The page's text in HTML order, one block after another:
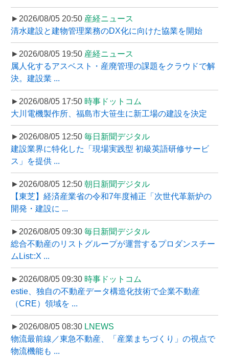
►2026/08/05 20:50 産経ニュース
清水建設と建物管理業務のDX化に向けた協業を開始
►2026/08/05 19:50 産経ニュース
属人化するアスベスト・産廃管理の課題をクラウドで解
決。建設業 ...
►2026/08/05 17:50 時事ドットコム
大川電機製作所、福島市大笹生に新工場の建設を決定
►2026/08/05 12:50 毎日新聞デジタル
建設業界に特化した「現場実践型 初級英語研修サービ
ス」を提供 ...
►2026/08/05 12:50 朝日新聞デジタル
【東芝】経済産業省の令和7年度補正「次世代革新炉の
開発・建設に ...
►2026/08/05 09:30 毎日新聞デジタル
総合不動産のリストグループが運営するプロダンスチー
ムList::X ...
►2026/08/05 09:30 時事ドットコム
estie、独自の不動産データ構造化技術で企業不動産
（CRE）領域を ...
►2026/08/05 08:30 LNEWS
物流最前線／東急不動産、「産業まちづくり」の視点で
物流機能も ...